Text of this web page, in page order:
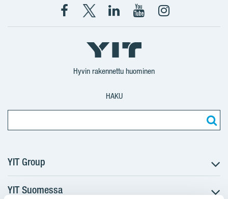
Facebook
X
YIT
Suomi
YIT
Corporation
YIT
Corporation
Instagram
Hyvin rakennettu huominen
HAKU
YIT Group
Tietoa YIT:stä
YIT Suomessa